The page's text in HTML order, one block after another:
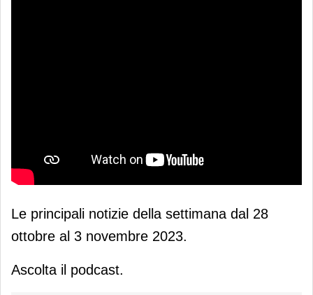
Le principali notizie della settimana dal 28
ottobre al 3 novembre 2023.
Ascolta il podcast.